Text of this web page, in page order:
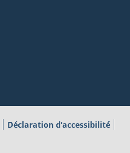
Déclaration d’accessibilité